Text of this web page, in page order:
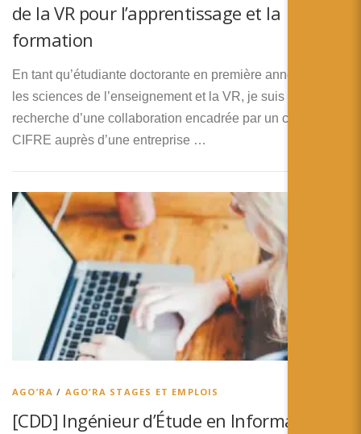
de la VR pour l’apprentissage et la
formation
En tant qu’étudiante doctorante en première année dans
les sciences de l’enseignement et la VR, je suis à la
recherche d’une collaboration encadrée par un contrat
CIFRE auprès d’une entreprise …
AGO’RA / AGO’RA STAGES ET EMPLOIS
[CDD] Ingénieur d’Étude en Informatique